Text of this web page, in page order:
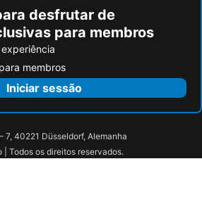
desfrutar de
para membros
membros
Iniciar sessão
7, 40221 Düsseldorf, Alemanha
Todos os direitos reservados.